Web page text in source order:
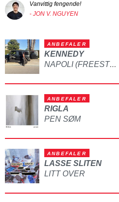
Vanvittig fengende!
- JON V. NGUYEN
ANBEFALER
KENNEDY
NAPOLI (FREESTYLE)
ANBEFALER
RIGLA
PEN SØM
ANBEFALER
LASSE SLITEN
LITT OVER